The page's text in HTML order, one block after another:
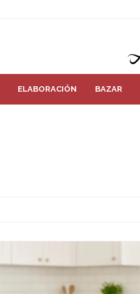
ELABORACIÓN BAZAR